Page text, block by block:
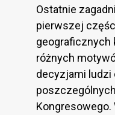
Ostatnie
pierwszej
geograficznych
różnych
decyzjami ludzi